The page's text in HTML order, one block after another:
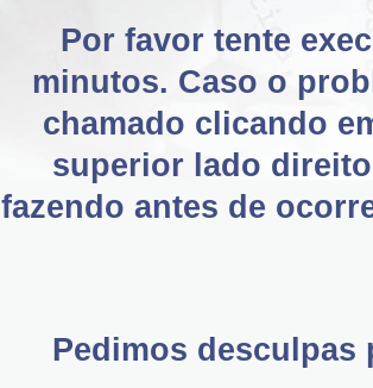
Por favor tente
minutos. Caso o
chamado clicando
superior lado
fazendo antes de
Pedimos